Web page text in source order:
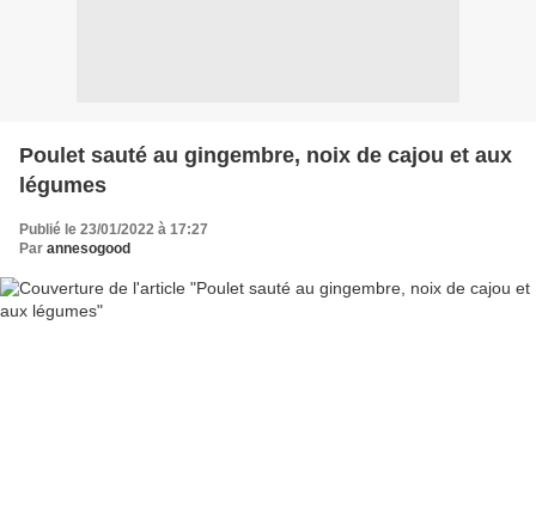
Poulet sauté au gingembre, noix de cajou et aux
légumes
Publié le 23/01/2022 à 17:27
Par annesogood